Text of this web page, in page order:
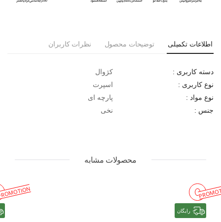
اطلاعات تکمیلی توضیحات محصول نظرات کاربران
دسته کاربری : کژوال
نوع کاربری : اسپرت
نوع مواد : پارچه ای
جنس : نخی
محصولات مشابه
رایگان